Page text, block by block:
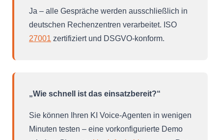
Ja – alle Gespräche werden ausschließlich in
deutschen Rechenzentren verarbeitet. ISO
27001 zertifiziert und DSGVO-konform.
„Wie schnell ist das einsatzbereit?“
Sie können Ihren KI Voice-Agenten in wenigen
Minuten testen – eine vorkonfigurierte Demo